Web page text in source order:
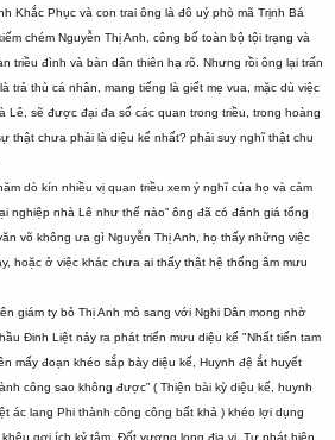
Khắc Phục và con trai ông là đô uý phò mã Trịnh Bá
chém Nguyễn Thị Anh, công bố toàn bộ tội trạng và
triều đình và bàn dân thiên hạ rõ. Nhưng rồi ông lại trấn
trả thù cá nhân, mang tiếng là giết mẹ vua, mặc dù việc
Lê, sẽ được đại đa số các quan trong triều, trong hoàng
thật chưa phải là diệu kế nhất? phải suy nghĩ thật chu
dò kín nhiều vị quan triều xem ý nghĩ của họ và cảm
nghiệp nhà Lê như thế nào” ông đã có đánh giá tổng
võ không ưa gì Nguyễn Thị Anh, họ thấy những việc
hoặc ở việc khác chưa ai thấy thật hệ thống âm mưu
giám ty bỏ Thị Anh mò sang với Nghi Dân mong nhờ
Đinh Liệt nảy ra phát triển mưu diệu kế "Nhất tiến tam
mấy đoạn khéo sắp bày diệu kế, Huynh đệ ắt huyết
công sao không được” ( Thiện bài kỳ diệu kế, huynh
ác lang Phi thành công công bất khả ) khéo lợi dụng
gợi ích kỷ tâm. Đốt vương long địa vị. Tự phát hiện